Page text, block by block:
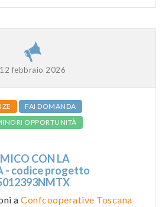
12 febbraio 2026
FAI DOMANDA
OPPORTUNITÀ
CON LA
- codice progetto
a Confcooperative Toscana